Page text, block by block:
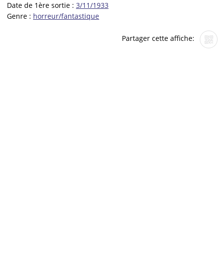
Date de 1ère sortie : 3/11/1933
Genre : horreur/fantastique
Partager cette affiche: